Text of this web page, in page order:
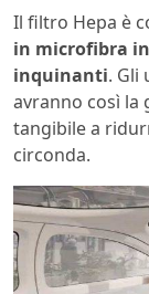
Il filtro Hepa è
in microfibra
inquinanti. Gli
avranno così la
tangibile a
circonda.